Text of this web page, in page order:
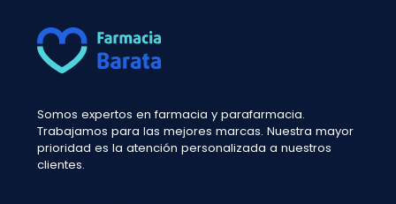
Somos expertos en farmacia y parafarmacia.
Trabajamos para las mejores marcas. Nuestra mayor
prioridad es la atención personalizada a nuestros
clientes.